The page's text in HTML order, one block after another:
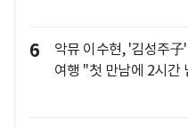
6
악뮤 이수현, '김성주
여행 "첫 만남에 2시간